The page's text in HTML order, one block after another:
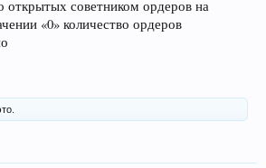
открытых советником ордеров на
«0» количество ордеров